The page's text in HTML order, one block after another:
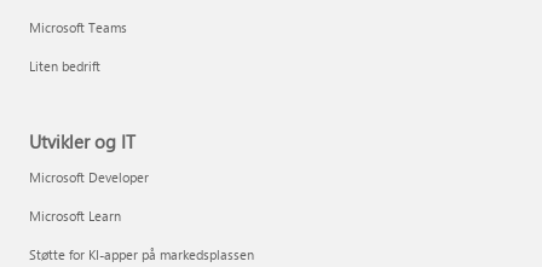
Microsoft Teams
Liten bedrift
Utvikler og IT
Microsoft Developer
Microsoft Learn
Støtte for KI-apper på markedsplassen